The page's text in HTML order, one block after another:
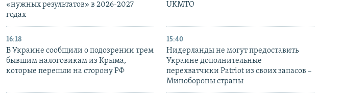
«нужных результатов» в 2026-2027
годах
UKMTO
16:18
В Украине сообщили о подозрении трем
бывшим налоговикам из Крыма,
которые перешли на сторону РФ
15:40
Нидерланды не могут предоставить
Украине дополнительные
перехватчики Patriot из своих запасов –
Минобороны страны